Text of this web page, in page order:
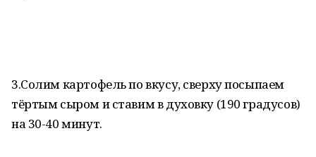
3.Солим картофель по вкусу, сверху посыпаем
тёртым сыром и ставим в духовку (190 градусов)
на 30-40 минут.